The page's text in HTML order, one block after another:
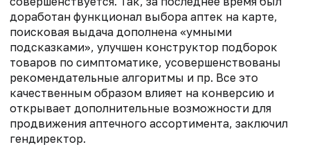
доработан функционал выбора аптек на карте,
поисковая выдача дополнена «умными
подсказками», улучшен конструктор подборок
товаров по симптоматике, усовершенствованы
рекомендательные алгоритмы и пр. Все это
качественным образом влияет на конверсию и
открывает дополнительные возможности для
продвижения аптечного ассортимента, заключил
гендиректор.